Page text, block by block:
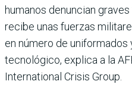
humanos denuncian
recibe unas fuerzas
en número de uniformados
tecnológico, explica a la
International Crisis Group.